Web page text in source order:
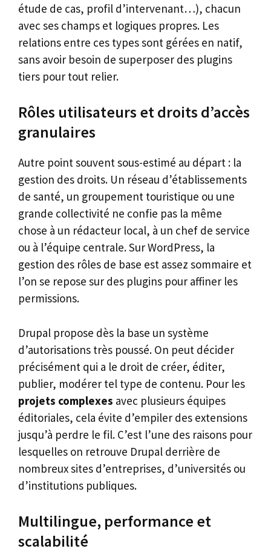
étude de cas, profil d’intervenant…), chacun
avec ses champs et logiques propres. Les
relations entre ces types sont gérées en natif,
sans avoir besoin de superposer des plugins
tiers pour tout relier.
Rôles utilisateurs et droits d’accès
granulaires
Autre point souvent sous-estimé au départ : la
gestion des droits. Un réseau d’établissements
de santé, un groupement touristique ou une
grande collectivité ne confie pas la même
chose à un rédacteur local, à un chef de service
ou à l’équipe centrale. Sur WordPress, la
gestion des rôles de base est assez sommaire et
l’on se repose sur des plugins pour affiner les
permissions.
Drupal propose dès la base un système
d’autorisations très poussé. On peut décider
précisément qui a le droit de créer, éditer,
publier, modérer tel type de contenu. Pour les
projets complexes avec plusieurs équipes
éditoriales, cela évite d’empiler des extensions
jusqu’à perdre le fil. C’est l’une des raisons pour
lesquelles on retrouve Drupal derrière de
nombreux sites d’entreprises, d’universités ou
d’institutions publiques.
Multilingue, performance et
scalabilité